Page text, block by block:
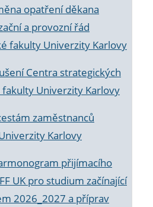
opatření děkana
a provozní řád
fakulty Univerzity Karlovy
Centra strategických
Univerzity Karlovy
zaměstnanců
Karlovy
přijímacího
UK pro studium začínající
2026_2027 a příprav